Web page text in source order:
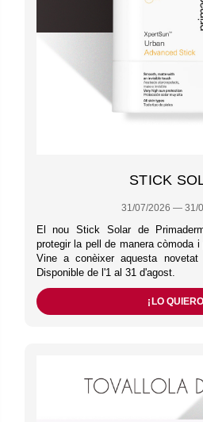
STICK
31/07/2026 — 31/
El nou Stick Solar de
protegir la pell de manera còmoda
Vine a conèixer aquesta novetat
Disponible de l'1 al 31 d'agost.
¡LO